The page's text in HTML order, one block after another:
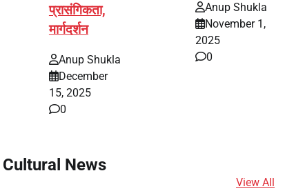
प्रासंगिकता,
मार्गदर्शन
Anup Shukla
December
15, 2025
0
Anup Shukla
November 1,
2025
0
Cultural News
View All